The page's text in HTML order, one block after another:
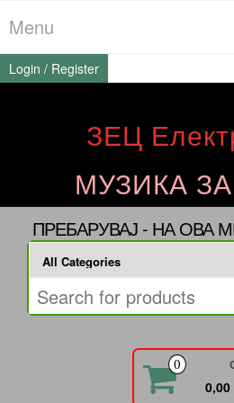
to
the
content
Menu
Login / Register
ЗЕЦ
МУЗИКА
ПРЕБАРУВАЈ - НА ОВА
0